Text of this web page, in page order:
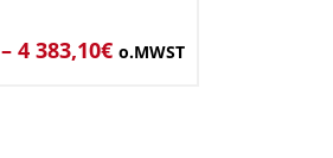
–4 383,10€ o.MWST